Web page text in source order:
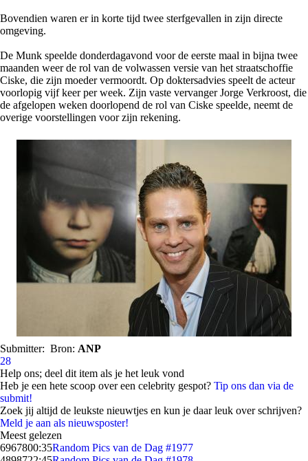
Bovendien waren er in korte tijd twee sterfgevallen in zijn directe
omgeving.
De Munk speelde donderdagavond voor de eerste maal in bijna twee
maanden weer de rol van de volwassen versie van het straatschoffie
Ciske, die zijn moeder vermoordt. Op doktersadvies speelt de acteur
voorlopig vijf keer per week. Zijn vaste vervanger Jorge Verkroost, die
de afgelopen weken doorlopend de rol van Ciske speelde, neemt de
overige voorstellingen voor zijn rekening.
Submitter: Bron: ANP
28
Help ons; deel dit item als je het leuk vond
Heb je een hete scoop over een celebrity gespot? Tip ons dan via de
submit!
Zoek jij altijd de leukste nieuwtjes en kun je daar leuk over schrijven?
Meld je aan als nieuwsposter!
Meest gelezen
6967800:35Random Pics van de Dag #1977